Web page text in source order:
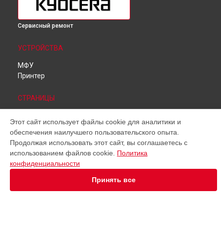
Сервисный ремонт
УСТРОЙСТВА
МФУ
Принтер
СТРАНИЦЫ
Гарантия
Доставка
Контакты
Карта сайта
Этот сайт использует файлы cookie для аналитики и
обеспечения наилучшего пользовательского опыта.
Продолжая использовать этот сайт, вы соглашаетесь с
использованием файлов cookie. Политика
конфиденциальности
Принять все